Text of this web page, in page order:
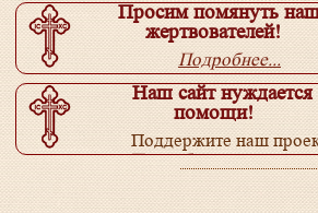
Просим помянуть
жертвователей!
Подробнее...
Наш сайт нуждается
помощи!
Поддержите наш
Подробнее...